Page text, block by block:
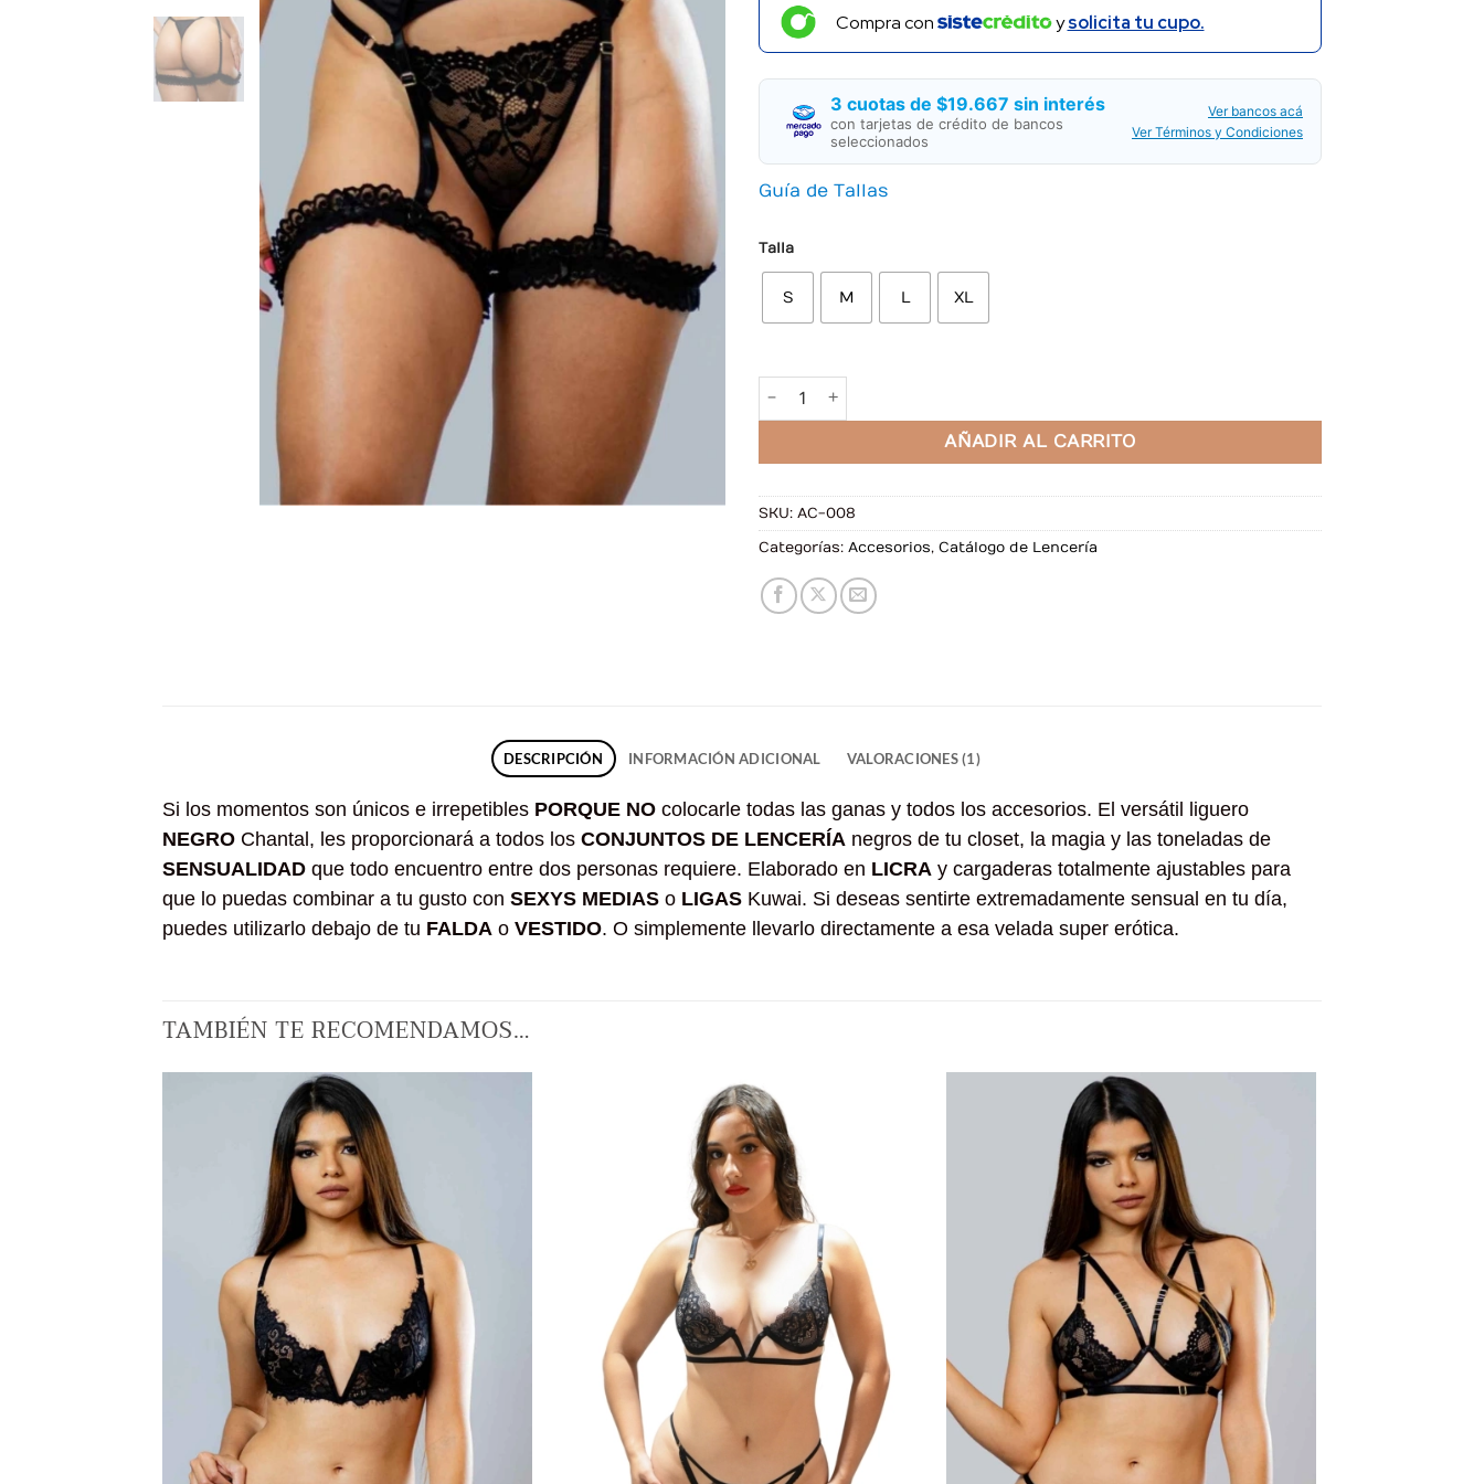
valoración
de un
cliente
Compra con ysolicita tu cupo.
3 cuotas de $19.667 sin interés
con tarjetas de crédito de bancos
seleccionados
Ver bancos acá
Ver Términos y Condiciones
Guía de Tallas
Talla
S M L XL
Liguero Chantal Negro cantidad
AÑADIR AL CARRITO
SKU: AC-008
Categorías: Accesorios, Catálogo de Lencería
DESCRIPCIÓN INFORMACIÓN ADICIONAL VALORACIONES (1)
Si los momentos son únicos e irrepetibles PORQUE NO colocarle todas las ganas y todos los accesorios. El versátil liguero
NEGRO Chantal, les proporcionará a todos los CONJUNTOS DE LENCERÍA negros de tu closet, la magia y las toneladas de
SENSUALIDAD que todo encuentro entre dos personas requiere. Elaborado en LICRA y cargaderas totalmente ajustables para
que lo puedas combinar a tu gusto con SEXYS MEDIAS o LIGAS Kuwai. Si deseas sentirte extremadamente sensual en tu día,
puedes utilizarlo debajo de tu FALDA o VESTIDO. O simplemente llevarlo directamente a esa velada super erótica.
TAMBIÉN TE RECOMENDAMOS…